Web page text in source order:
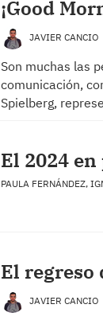
¡Good
JAVIER CANCIO
Son muchas las
comunicación,
Spielberg,
El 2024
PAULA FERNÁNDEZ,
El regreso
JAVIER CANCIO